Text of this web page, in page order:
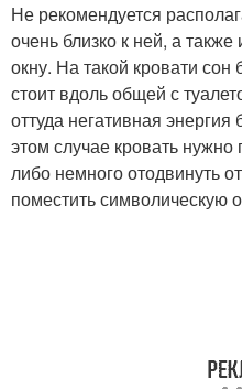
Не рекомендуется
очень близко к ней, а
окну. На такой кровати
стоит вдоль общей с
оттуда негативная
этом случае кровать нужно
либо немного отодвинуть
поместить символическую